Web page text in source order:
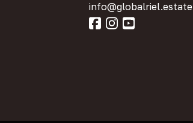
info@globalriel.estate